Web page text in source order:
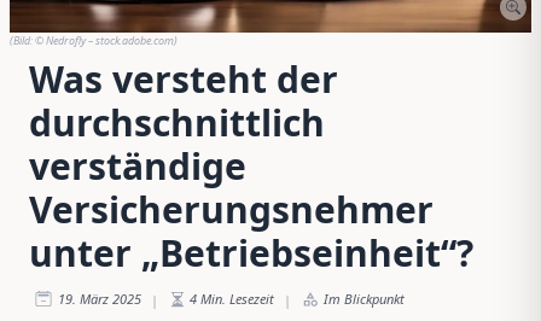
(Bild:© Nedrofly – stock.adobe.com)
Was versteht der
durchschnittlich
verständige
Versicherungsnehmer
unter „Betriebseinheit“?
19. März 2025 | 4 Min. Lesezeit | Im Blickpunkt